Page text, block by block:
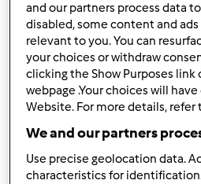
Risposta rapida
Magat
Dom, 03/04/2018 - 16:52
Ciao Cristina e benvenuta, i
and our partners process data
disabled, some content and
relevant to you. You can
your choices or withdraw
clicking the Show Purposes
webpage .Your choices will
Website. For more details, refer
We and our partners
Use precise geolocation data.
characteristics for